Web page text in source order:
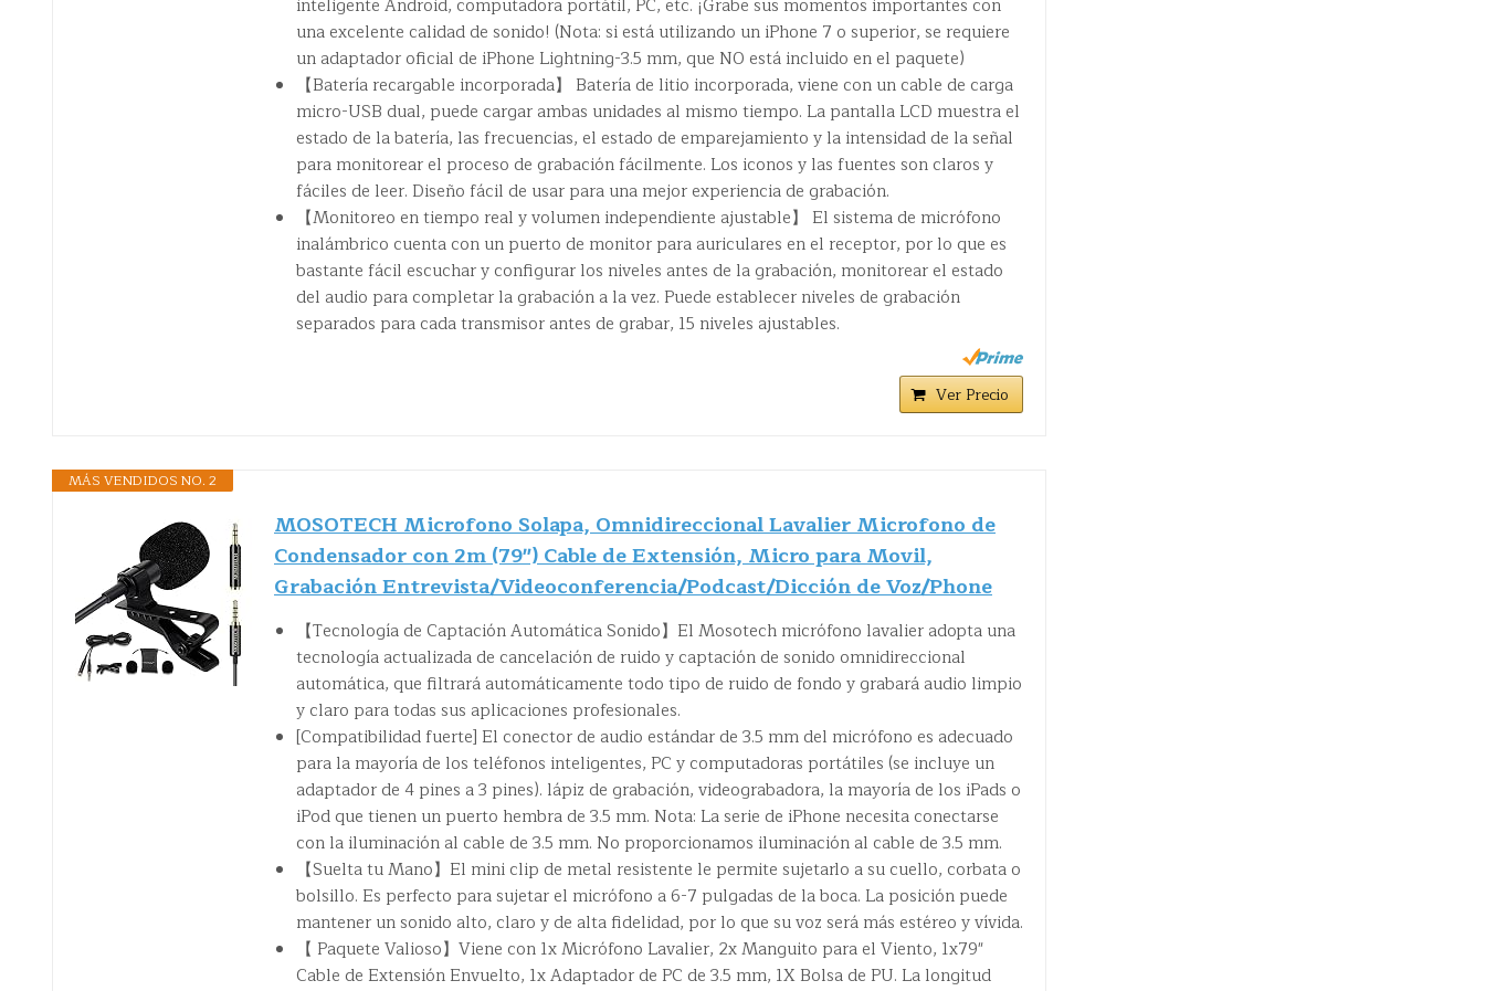
inteligente Android, computadora portátil, PC, etc. ¡Grabe sus momentos importantes con
una excelente calidad de sonido! (Nota: si está utilizando un iPhone 7 o superior, se requiere
un adaptador oficial de iPhone Lightning-3.5 mm, que NO está incluido en el paquete)
【Batería recargable incorporada】 Batería de litio incorporada, viene con un cable de carga
micro-USB dual, puede cargar ambas unidades al mismo tiempo. La pantalla LCD muestra el
estado de la batería, las frecuencias, el estado de emparejamiento y la intensidad de la señal
para monitorear el proceso de grabación fácilmente. Los iconos y las fuentes son claros y
fáciles de leer. Diseño fácil de usar para una mejor experiencia de grabación.
【Monitoreo en tiempo real y volumen independiente ajustable】 El sistema de micrófono
inalámbrico cuenta con un puerto de monitor para auriculares en el receptor, por lo que es
bastante fácil escuchar y configurar los niveles antes de la grabación, monitorear el estado
del audio para completar la grabación a la vez. Puede establecer niveles de grabación
separados para cada transmisor antes de grabar, 15 niveles ajustables.
Ver Precio
MÁS VENDIDOS NO. 2
MOSOTECH Microfono Solapa, Omnidireccional Lavalier Microfono de
Condensador con 2m (79") Cable de Extensión, Micro para Movil,
Grabación Entrevista/Videoconferencia/Podcast/Dicción de Voz/Phone
【Tecnología de Captación Automática Sonido】El Mosotech micrófono lavalier adopta una
tecnología actualizada de cancelación de ruido y captación de sonido omnidireccional
automática, que filtrará automáticamente todo tipo de ruido de fondo y grabará audio limpio
y claro para todas sus aplicaciones profesionales.
[Compatibilidad fuerte] El conector de audio estándar de 3.5 mm del micrófono es adecuado
para la mayoría de los teléfonos inteligentes, PC y computadoras portátiles (se incluye un
adaptador de 4 pines a 3 pines). lápiz de grabación, videograbadora, la mayoría de los iPads o
iPod que tienen un puerto hembra de 3.5 mm. Nota: La serie de iPhone necesita conectarse
con la iluminación al cable de 3.5 mm. No proporcionamos iluminación al cable de 3.5 mm.
【Suelta tu Mano】El mini clip de metal resistente le permite sujetarlo a su cuello, corbata o
bolsillo. Es perfecto para sujetar el micrófono a 6-7 pulgadas de la boca. La posición puede
mantener un sonido alto, claro y de alta fidelidad, por lo que su voz será más estéreo y vívida.
【 Paquete Valioso】Viene con 1x Micrófono Lavalier, 2x Manguito para el Viento, 1x79"
Cable de Extensión Envuelto, 1x Adaptador de PC de 3.5 mm, 1X Bolsa de PU. La longitud